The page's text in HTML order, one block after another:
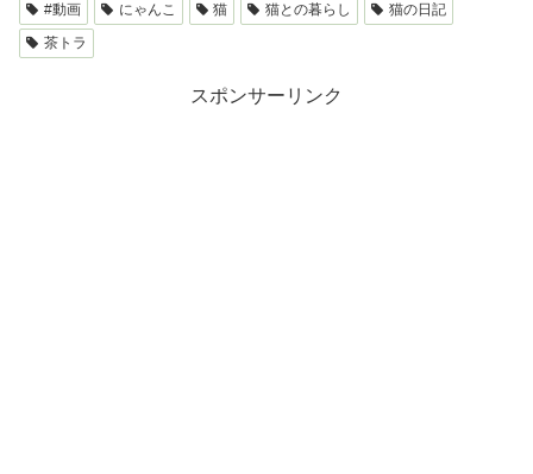
#動画
にゃんこ 猫 猫との暮らし
猫の日記
茶トラ
スポンサーリンク